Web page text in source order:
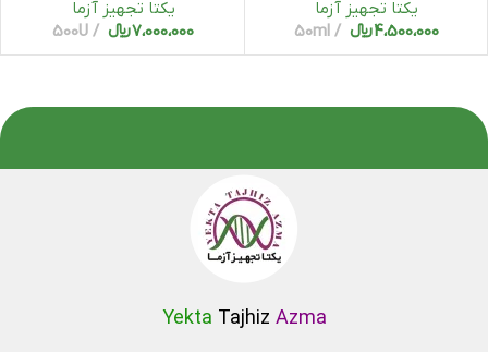
یکتا تجهیز آزما
4،500،000﷼ 50ml
یکتا تجهیز آزما
7،000،000﷼ 500U
Yekta Tajhiz Azma